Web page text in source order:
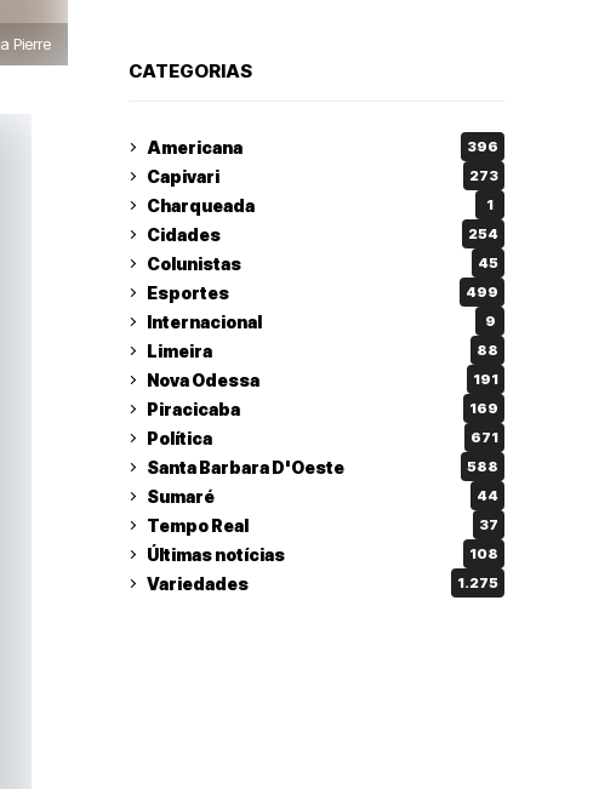
Pierre
CATEGORIAS
Americana 396
Capivari 273
Charqueada 1
Cidades 254
Colunistas 45
Esportes 499
Internacional 9
Limeira 88
Nova Odessa 191
Piracicaba 169
Política 671
Santa Barbara D'Oeste 588
Sumaré 44
Tempo Real 37
Últimas notícias 108
Variedades 1.275